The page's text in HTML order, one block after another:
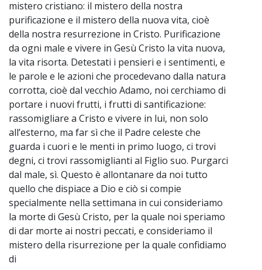
mistero cristiano: il mistero della nostra
purificazione e il mistero della nuova vita, cioè
della nostra resurrezione in Cristo. Purificazione
da ogni male e vivere in Gesù Cristo la vita nuova,
la vita risorta. Detestati i pensieri e i sentimenti, e
le parole e le azioni che procedevano dalla natura
corrotta, cioè dal vecchio Adamo, noi cerchiamo di
portare i nuovi frutti, i frutti di santificazione:
rassomigliare a Cristo e vivere in lui, non solo
all’esterno, ma far sì che il Padre celeste che
guarda i cuori e le menti in primo luogo, ci trovi
degni, ci trovi rassomiglianti al Figlio suo. Purgarci
dal male, sì. Questo è allontanare da noi tutto
quello che dispiace a Dio e ciò si compie
specialmente nella settimana in cui consideriamo
la morte di Gesù Cristo, per la quale noi speriamo
di dar morte ai nostri peccati, e consideriamo il
mistero della risurrezione per la quale confidiamo
di